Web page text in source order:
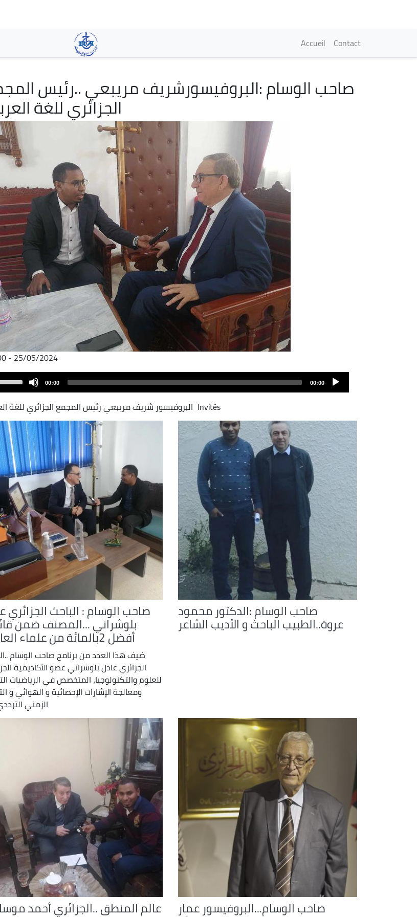
contenu
principal
Navigation
Accueil Contact
صاحب الوسام :البروفيسورشريف مريبعي ..رئيس
الجزائري للغة
25/05/2024 - 12:00
00:00
00:00
Invités البروفيسور شريف مريبعيرئيس المجمع الجزائري للغة
صاحب الوسام :الدكتور محمود
عروة..الطبيب الباحث و الأديب الشاعر
صاحب الوسام : الباحث الجزائري
بلوشراني ...المصنف ضمن
أفضل 2بالمائة من علماء العالم .
ضيف هذا العدد من برنامج صاحب الوسام
الجزائري عادل بلوشراني عضو الأكاديمية
للعلوم والتكنولوجيا، المتخصص في الرياضيات
ومعالجة الإشارات الإحصائية و الهوائي و
الزمني
صاحب الوسام...البروفيسور عمار عالم المنطق ..الجزائري أحمد